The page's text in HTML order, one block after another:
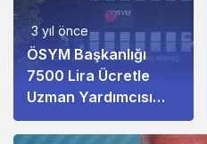
3 yıl önce
ÖSYM Başkanlığı
7500 Lira Ücretle
Uzman Yardımcısı
Alacak